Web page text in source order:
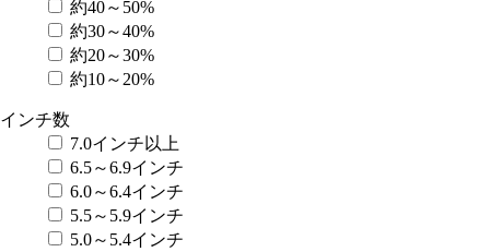
1～9,999円
10,000～19,999円
20,000～49,999円
50,000～99,999円
美容商材
シザー
セニング
ドライヤー
約40～50%
約30～40%
約20～30%
約10～20%
インチ数
7.0インチ以上
6.5～6.9インチ
6.0～6.4インチ
5.5～5.9インチ
5.0～5.4インチ